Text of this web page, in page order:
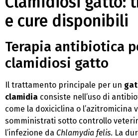
e cure disponibili
Terapia antibiotica
clamidiosi gatto
Il trattamento principale per un
clamidia consiste nell’uso di
come la doxiciclina o l’azitromicina
somministrati sotto controllo
l’infezione da Chlamydia felis. La